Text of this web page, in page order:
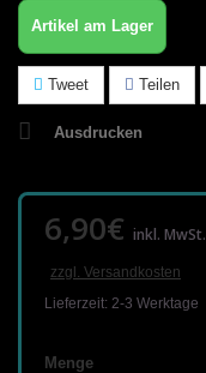
Artikel am Lager
Tweet Teilen
Ausdrucken
6,90€ inkl. MwSt.
zzgl. Versandkosten
Lieferzeit: 2-3 Werktage
Menge